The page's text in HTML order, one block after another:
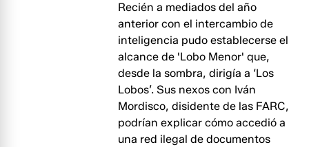
Recién a mediados del año
anterior con el intercambio de
inteligencia pudo establecerse el
alcance de 'Lobo Menor' que,
desde la sombra, dirigía a ‘Los
Lobos’. Sus nexos con Iván
Mordisco, disidente de las FARC,
podrían explicar cómo accedió a
una red ilegal de documentos